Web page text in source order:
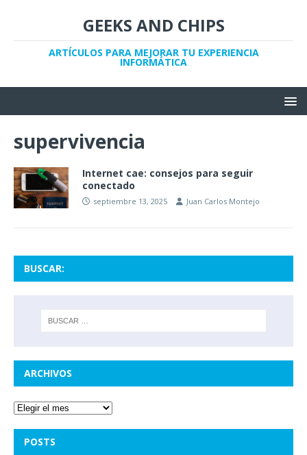
GEEKS AND CHIPS
ARTÍCULOS PARA MEJORAR TU EXPERIENCIA
INFORMÁTICA
supervivencia
Internet cae: consejos para seguir
conectado
septiembre 13, 2025 Juan Carlos Montejo
BUSCAR:
ARCHIVOS
POSTS